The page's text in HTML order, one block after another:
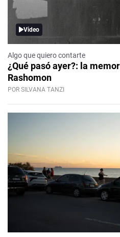
Video
Algo que quiero contarte
¿Qué pasó ayer?: la
Rashomon
POR SILVANA TANZI